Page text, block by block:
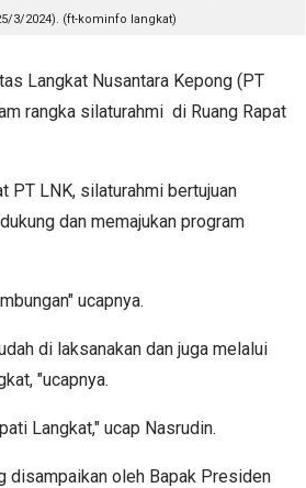
3/2024). (ft-kominfo langkat)
Langkat Nusantara Kepong (PT
rangka silaturahmi di Ruang Rapat
PT LNK, silaturahmi bertujuan
dan memajukan program
ucapnya.
di laksanakan dan juga melalui
"ucapnya.
Langkat," ucap Nasrudin.
disampaikan oleh Bapak Presiden